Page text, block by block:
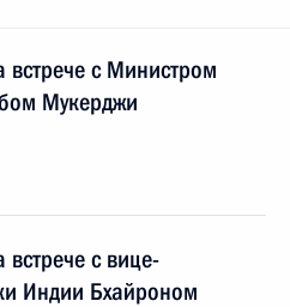
встрече с Министром
Мукерджи
встрече с вице-
Индии Бхайроном